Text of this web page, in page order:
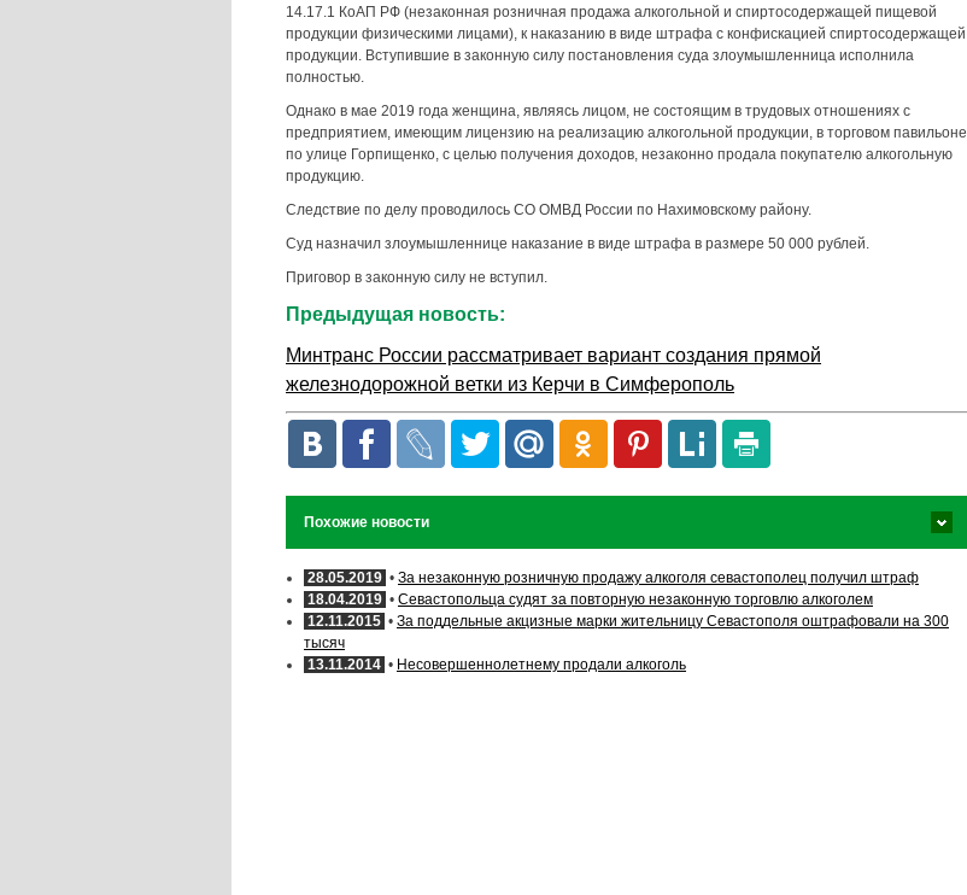
14.17.1 КоАП РФ (незаконная розничная продажа алкогольной и спиртосодержащей пищевой
продукции физическими лицами), к наказанию в виде штрафа с конфискацией спиртосодержащей
продукции. Вступившие в законную силу постановления суда злоумышленница исполнила
полностью.
Однако в мае 2019 года женщина, являясь лицом, не состоящим в трудовых отношениях с
предприятием, имеющим лицензию на реализацию алкогольной продукции, в торговом павильоне
по улице Горпищенко, с целью получения доходов, незаконно продала покупателю алкогольную
продукцию.
Следствие по делу проводилось СО ОМВД России по Нахимовскому району.
Суд назначил злоумышленнице наказание в виде штрафа в размере 50 000 рублей.
Приговор в законную силу не вступил.
Предыдущая новость:
Минтранс России рассматривает вариант создания прямой
железнодорожной ветки из Керчи в Симферополь
Похожие новости
28.05.2019 • За незаконную розничную продажу алкоголя севастополец получил штраф
18.04.2019 • Севастопольца судят за повторную незаконную торговлю алкоголем
12.11.2015 • За поддельные акцизные марки жительницу Севастополя оштрафовали на 300
тысяч
13.11.2014 • Несовершеннолетнему продали алкоголь